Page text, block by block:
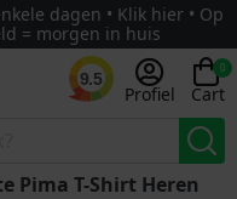
dagen • Klik hier • Op
= morgen in huis
9.5
Profiel
0
Cart
Pima T-Shirt Heren